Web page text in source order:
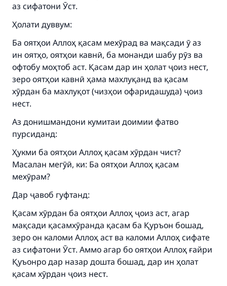
аз сифатони Ӯст.
Ҳолати дуввум:
Ба оятҳои Аллоҳ қасам мехӯрад ва мақсади ӯ аз
ин оятҳо, оятҳои кавнӣ, ба монанди шабу рӯз ва
офтобу моҳтоб аст. Қасам дар ин ҳолат ҷоиз нест,
зеро оятҳои кавнӣ ҳама махлуқанд ва қасам
хӯрдан ба махлуқот (чизҳои офаридашуда) ҷоиз
нест.
Аз донишмандони кумитаи доимии фатво
пурсиданд:
Ҳукми ба оятҳои Аллоҳ қасам хӯрдан чист?
Масалан мегӯӣ, ки: Ба оятҳои Аллоҳ қасам
мехӯрам?
Дар ҷавоб гуфтанд:
Қасам хӯрдан ба оятҳои Аллоҳ ҷоиз аст, агар
мақсади қасамхӯранда қасам ба Қуръон бошад,
зеро он каломи Аллоҳ аст ва каломи Аллоҳ сифате
аз сифатони Ӯст. Аммо агар бо оятҳои Аллоҳ ғайри
Қуъонро дар назар дошта бошад, дар ин ҳолат
қасам хӯрдан ҷоиз нест.
Make an impact on millions of lives
with your contribution today
Your support is crucial for our mission.
The Prophet (ﷺ) said:
"A person who leads others to doing what is
good will earn the same reward as those who
do it."
(MUSLIM, 1893)